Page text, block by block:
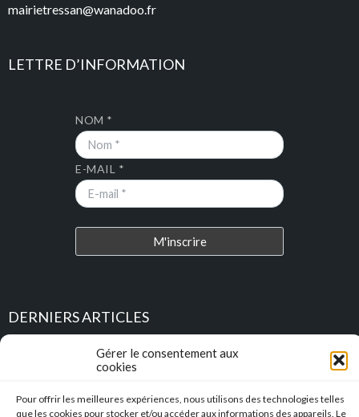
Gérer le consentement aux
cookies
Pour offrir les meilleures expériences, nous utilisons des technologies telles
que les cookies pour stocker et/ou accéder aux informations des appareils. Le
mairietressan@wanadoo.fr
LETTRE D’INFORMATION
NOM *
E-MAIL *
DERNIERS ARTICLES
Place au Terroir – TRESSAN
Soirée d’été